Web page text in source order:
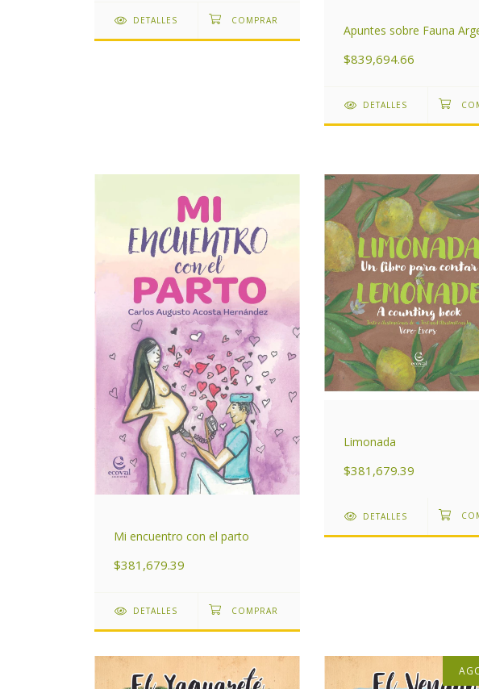
DETALLES
Apuntes sobre Fauna
$839,694.66
DETALLES
Mi encuentro con el parto
$381,679.39
DETALLES
Limonada
$381,679.39
DETALLES